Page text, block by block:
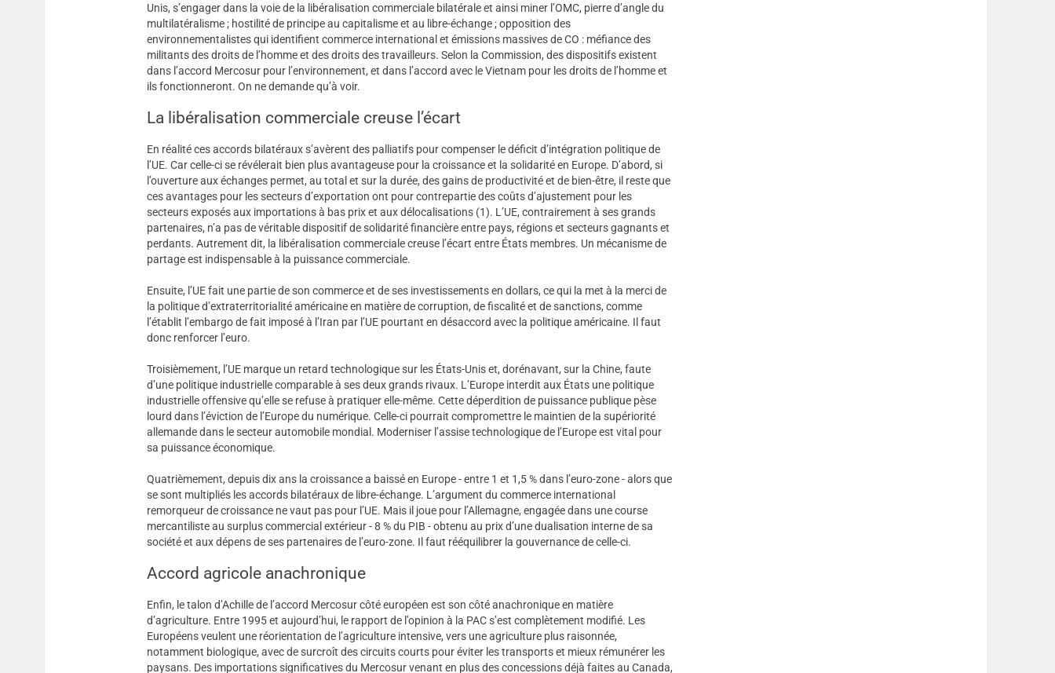
Unis, s’engager dans la voie de la libéralisation commerciale bilatérale et ainsi miner l’OMC, pierre d’angle du
multilatéralisme ; hostilité de principe au capitalisme et au libre-échange ; opposition des
environnementalistes qui identifient commerce international et émissions massives de CO : méfiance des
militants des droits de l’homme et des droits des travailleurs. Selon la Commission, des dispositifs existent
dans l’accord Mercosur pour l’environnement, et dans l’accord avec le Vietnam pour les droits de l’homme et
ils fonctionneront. On ne demande qu’à voir.
La libéralisation commerciale creuse l’écart
En réalité ces accords bilatéraux s’avèrent des palliatifs pour compenser le déficit d’intégration politique de
l’UE. Car celle-ci se révélerait bien plus avantageuse pour la croissance et la solidarité en Europe. D’abord, si
l’ouverture aux échanges permet, au total et sur la durée, des gains de productivité et de bien-être, il reste que
ces avantages pour les secteurs d’exportation ont pour contrepartie des coûts d’ajustement pour les
secteurs exposés aux importations à bas prix et aux délocalisations (1). L’UE, contrairement à ses grands
partenaires, n’a pas de véritable dispositif de solidarité financière entre pays, régions et secteurs gagnants et
perdants. Autrement dit, la libéralisation commerciale creuse l’écart entre États membres. Un mécanisme de
partage est indispensable à la puissance commerciale.
Ensuite, l’UE fait une partie de son commerce et de ses investissements en dollars, ce qui la met à la merci de
la politique d’extraterritorialité américaine en matière de corruption, de fiscalité et de sanctions, comme
l’établit l’embargo de fait imposé à l’Iran par l’UE pourtant en désaccord avec la politique américaine. Il faut
donc renforcer l’euro.
Troisièmement, l’UE marque un retard technologique sur les États-Unis et, dorénavant, sur la Chine, faute
d’une politique industrielle comparable à ses deux grands rivaux. L’Europe interdit aux États une politique
industrielle offensive qu’elle se refuse à pratiquer elle-même. Cette déperdition de puissance publique pèse
lourd dans l’éviction de l’Europe du numérique. Celle-ci pourrait compromettre le maintien de la supériorité
allemande dans le secteur automobile mondial. Moderniser l’assise technologique de l’Europe est vital pour
sa puissance économique.
Quatrièmement, depuis dix ans la croissance a baissé en Europe - entre 1 et 1,5 % dans l’euro-zone - alors que
se sont multipliés les accords bilatéraux de libre-échange. L’argument du commerce international
remorqueur de croissance ne vaut pas pour l’UE. Mais il joue pour l’Allemagne, engagée dans une course
mercantiliste au surplus commercial extérieur - 8 % du PIB - obtenu au prix d’une dualisation interne de sa
société et aux dépens de ses partenaires de l’euro-zone. Il faut rééquilibrer la gouvernance de celle-ci.
Accord agricole anachronique
Enfin, le talon d’Achille de l’accord Mercosur côté européen est son côté anachronique en matière
d’agriculture. Entre 1995 et aujourd’hui, le rapport de l’opinion à la PAC s’est complètement modifié. Les
Européens veulent une réorientation de l’agriculture intensive, vers une agriculture plus raisonnée,
notamment biologique, avec de surcroît des circuits courts pour éviter les transports et mieux rémunérer les
paysans. Des importations significatives du Mercosur venant en plus des concessions déjà faites au Canada,